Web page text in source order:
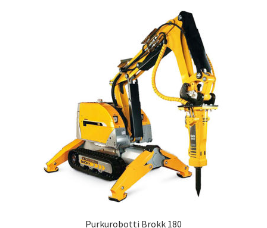
Purkurobotti Brokk 180